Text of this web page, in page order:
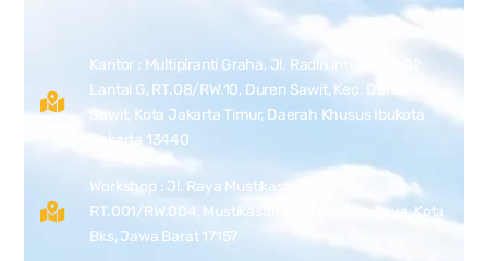
Kantor : Multipiranti Graha, Jl. Radin Inten II No.02
Lantai G, RT.08/RW.10, Duren Sawit, Kec. Duren
Sawit, Kota Jakarta Timur, Daerah Khusus Ibukota
Jakarta 13440
Workshop : Jl. Raya Mustikasari No.1,
RT.001/RW.004, Mustikasari, Kec. Mustika Jaya, Kota
Bks, Jawa Barat 17157